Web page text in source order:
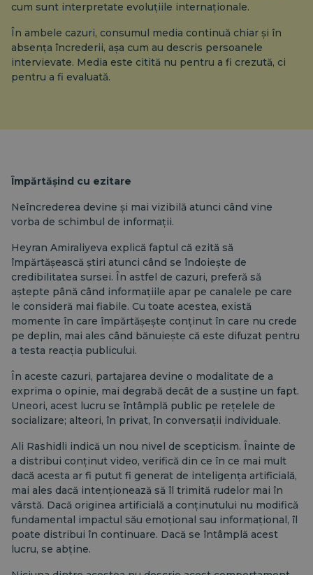
cum sunt interpretate evoluțiile internaționale.
În ambele cazuri, consumul media continuă chiar și în
absența încrederii, așa cum au descris persoanele
intervievate. Media este citită nu pentru a fi crezută, ci
pentru a fi evaluată.
Împărtășind cu ezitare
Neîncrederea devine și mai vizibilă atunci când vine
vorba de schimbul de informații.
Heyran Amiraliyeva explică faptul că ezită să
împărtășească știri atunci când se îndoiește de
credibilitatea sursei. În astfel de cazuri, preferă să
aștepte până când informațiile apar pe canalele pe care
le consideră mai fiabile. Cu toate acestea, există
momente în care împărtășește conținut în care nu crede
pe deplin, mai ales când bănuiește că este difuzat pentru
a testa reacția publicului.
În aceste cazuri, partajarea devine o modalitate de a
exprima o opinie, mai degrabă decât de a susține un fapt.
Uneori, acest lucru se întâmplă public pe rețelele de
socializare; alteori, în privat, în conversații individuale.
Ali Rashidli indică un nou nivel de scepticism. Înainte de
a distribui conținut video, verifică din ce în ce mai mult
dacă acesta ar fi putut fi generat de inteligența artificială,
mai ales dacă intenționează să îl trimită rudelor mai în
vârstă. Dacă originea artificială a conținutului nu modifică
fundamental impactul său emoțional sau informațional, îl
poate distribui în continuare. Dacă se întâmplă acest
lucru, se abține.